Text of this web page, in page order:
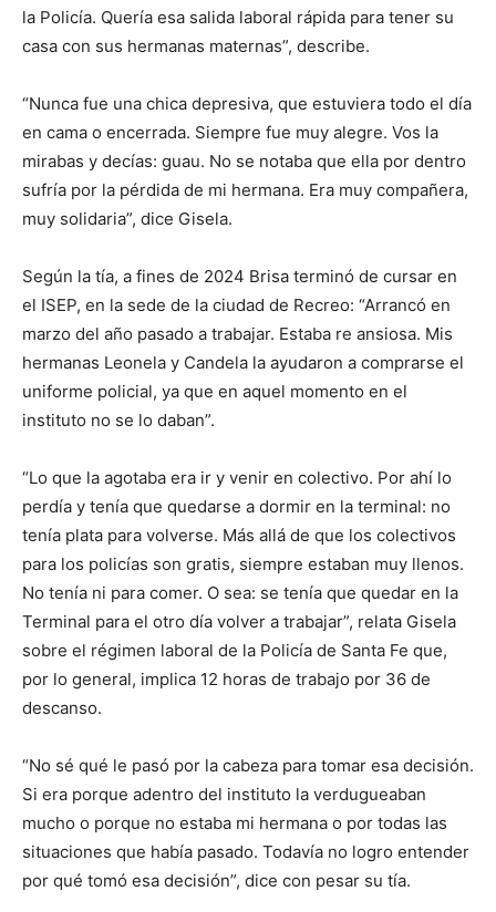
la Policía. Quería esa salida laboral rápida para tener su
casa con sus hermanas maternas”, describe.
“Nunca fue una chica depresiva, que estuviera todo el día
en cama o encerrada. Siempre fue muy alegre. Vos la
mirabas y decías: guau. No se notaba que ella por dentro
sufría por la pérdida de mi hermana. Era muy compañera,
muy solidaria”, dice Gisela.
Según la tía, a fines de 2024 Brisa terminó de cursar en
el ISEP, en la sede de la ciudad de Recreo: “Arrancó en
marzo del año pasado a trabajar. Estaba re ansiosa. Mis
hermanas Leonela y Candela la ayudaron a comprarse el
uniforme policial, ya que en aquel momento en el
instituto no se lo daban”.
“Lo que la agotaba era ir y venir en colectivo. Por ahí lo
perdía y tenía que quedarse a dormir en la terminal: no
tenía plata para volverse. Más allá de que los colectivos
para los policías son gratis, siempre estaban muy llenos.
No tenía ni para comer. O sea: se tenía que quedar en la
Terminal para el otro día volver a trabajar”, relata Gisela
sobre el régimen laboral de la Policía de Santa Fe que,
por lo general, implica 12 horas de trabajo por 36 de
descanso.
“No sé qué le pasó por la cabeza para tomar esa decisión.
Si era porque adentro del instituto la verdugueaban
mucho o porque no estaba mi hermana o por todas las
situaciones que había pasado. Todavía no logro entender
por qué tomó esa decisión”, dice con pesar su tía.